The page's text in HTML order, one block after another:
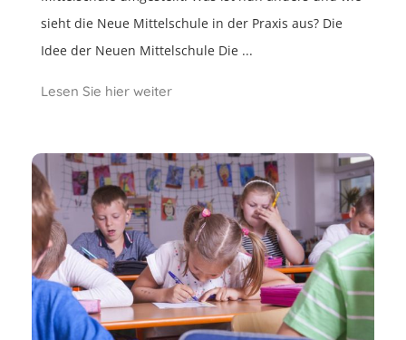
sieht die Neue Mittelschule in der Praxis aus? Die
Idee der Neuen Mittelschule Die ...
Lesen Sie hier weiter